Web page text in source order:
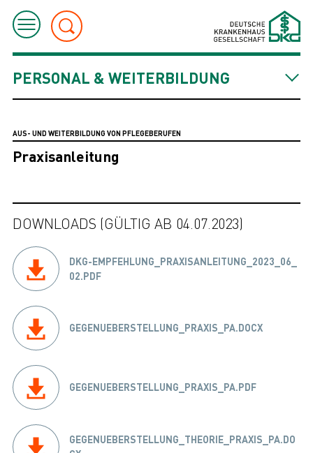
PERSONAL & WEITERBILDUNG
AUS- UND WEITERBILDUNG VON PFLEGEBERUFEN
Praxisanleitung
DOWNLOADS (GÜLTIG AB 04.07.2023)
DKG-EMPFEHLUNG_PRAXISANLEITUNG_2023_06_
02.PDF
GEGENUEBERSTELLUNG_PRAXIS_PA.DOCX
GEGENUEBERSTELLUNG_PRAXIS_PA.PDF
GEGENUEBERSTELLUNG_THEORIE_PRAXIS_PA.DO